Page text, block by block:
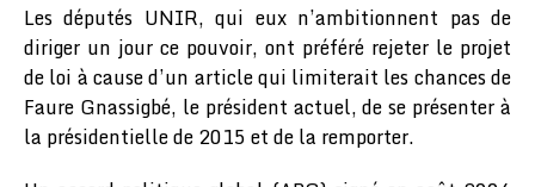
Les députés UNIR, qui eux n’ambitionnent pas de
diriger un jour ce pouvoir, ont préféré rejeter le projet
de loi à cause d’un article qui limiterait les chances de
Faure Gnassigbé, le président actuel, de se présenter à
la présidentielle de 2015 et de la remporter.